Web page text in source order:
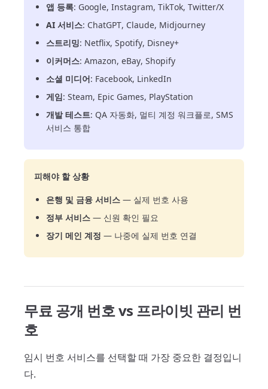
앱 등록: Google, Instagram, TikTok, Twitter/X
AI 서비스: ChatGPT, Claude, Midjourney
스트리밍: Netflix, Spotify, Disney+
이커머스: Amazon, eBay, Shopify
소셜 미디어: Facebook, LinkedIn
게임: Steam, Epic Games, PlayStation
개발 테스트: QA 자동화, 멀티 계정 워크플로, SMS
서비스 통합
피해야 할 상황
은행 및 금융 서비스 — 실제 번호 사용
정부 서비스 — 신원 확인 필요
장기 메인 계정 — 나중에 실제 번호 연결
무료 공개 번호 vs 프라이빗 관리 번
호
임시 번호 서비스를 선택할 때 가장 중요한 결정입니
다.